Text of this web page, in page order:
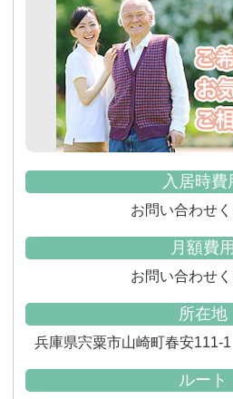
入居時費
お問い合わせ
月額費用
お問い合わせ
所在地
兵庫県宍粟市山崎町春安111-1
ルート